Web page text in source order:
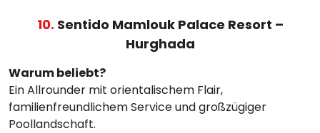
10. Sentido Mamlouk Palace Resort –
Hurghada
Warum beliebt?
Ein Allrounder mit orientalischem Flair,
familienfreundlichem Service und großzügiger
Poollandschaft.